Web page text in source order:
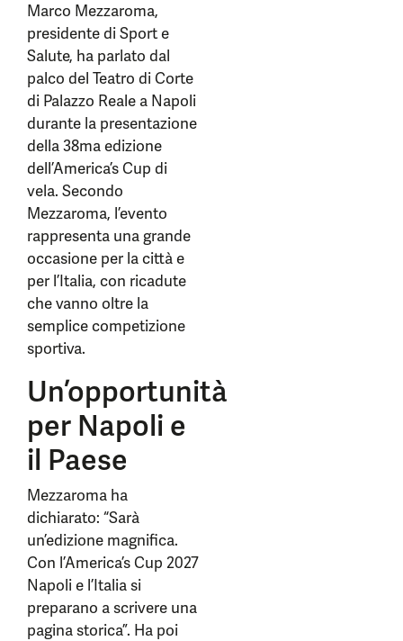
Marco Mezzaroma,
presidente di Sport e
Salute, ha parlato dal
palco del Teatro di Corte
di Palazzo Reale a Napoli
durante la presentazione
della 38ma edizione
dell’America’s Cup di
vela. Secondo
Mezzaroma, l’evento
rappresenta una grande
occasione per la città e
per l’Italia, con ricadute
che vanno oltre la
semplice competizione
sportiva.
Un’opportunità
per Napoli e
il Paese
Mezzaroma ha
dichiarato: “Sarà
un’edizione magnifica.
Con l’America’s Cup 2027
Napoli e l’Italia si
preparano a scrivere una
pagina storica”. Ha poi